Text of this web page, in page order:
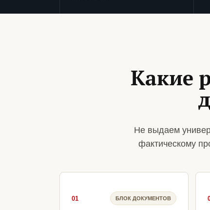
Какие
Не выдаем
фактическому
01 БЛОК ДОКУМЕНТОВ